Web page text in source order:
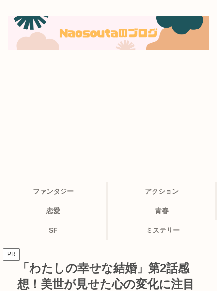
ファンタジー アクション
恋愛 青春
SF ミステリー
PR
「わたしの幸せな結婚」第2話感
想！美世が見せた心の変化に注目